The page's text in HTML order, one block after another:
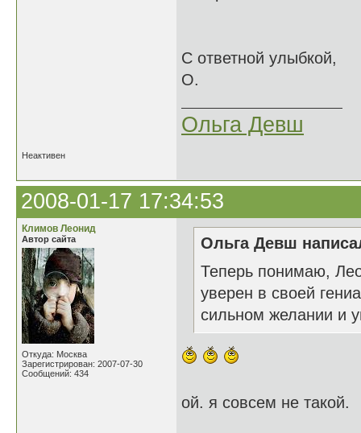
С ответной улыбкой,
О.
Ольга Девш
Неактивен
2008-01-17 17:34:53
Климов Леонид
Автор сайта
Откуда: Москва
Зарегистрирован: 2007-07-30
Сообщений: 434
Ольга Девш
Теперь понимаю,
уверен в своей
сильном желании и
ой. я совсем не такой.